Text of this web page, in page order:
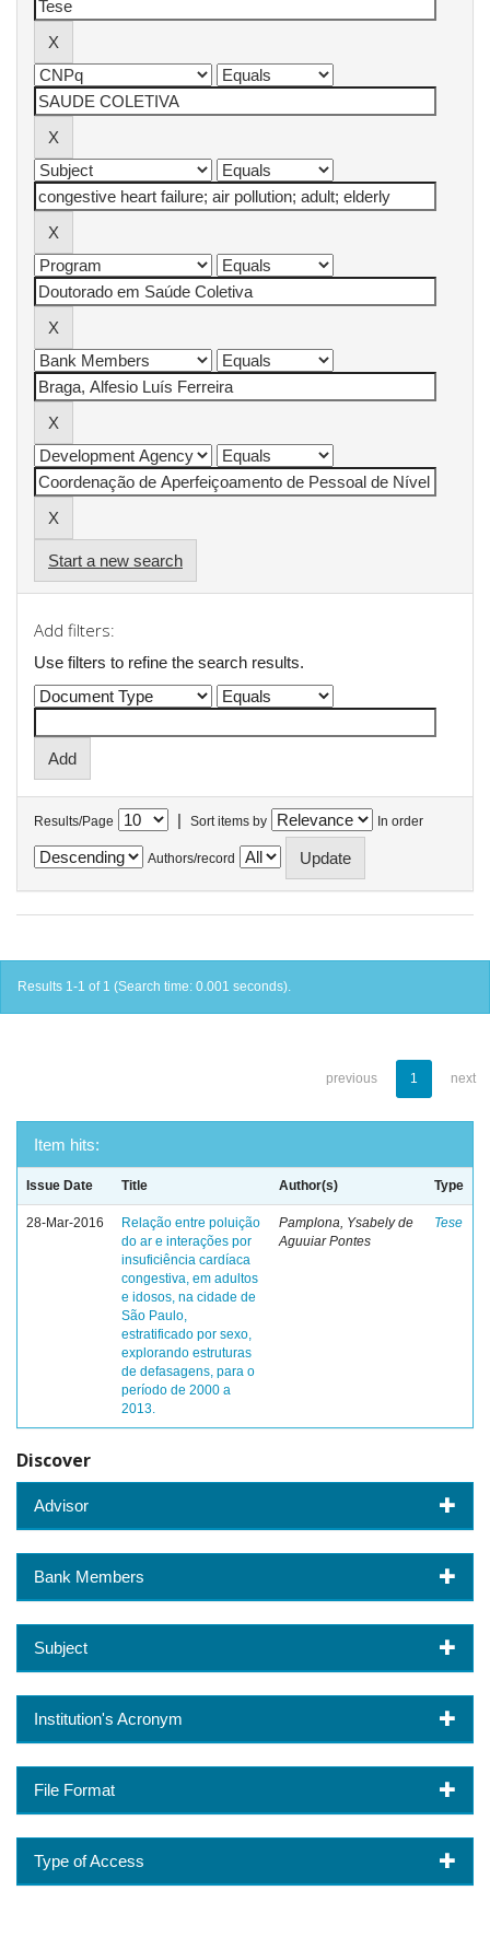
Start a new search
Add filters:
Use filters to refine the search results.
Results/Page | Sort items by In order
Authors/record
Results 1-1 of 1 (Search time: 0.001 seconds).
previous 1 next
Item hits:
Issue Date Title Author(s) Type
28-Mar-2016
Relação entre poluição
do ar e interações por
insuficiência cardíaca
congestiva, em adultos
e idosos, na cidade de
São Paulo,
estratificado por sexo,
explorando estruturas
de defasagens, para o
período de 2000 a
2013.
Pamplona, Ysabely de
Aguuiar Pontes
Tese
Discover
Advisor
Bank Members
Subject
Institution's Acronym
File Format
Type of Access